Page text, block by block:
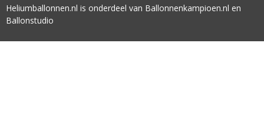
Heliumballonnen.nl is onderdeel van Ballonnenkampioen.nl en
Ballonstudio